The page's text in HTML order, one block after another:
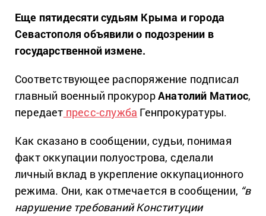
Еще пятидесяти судьям Крыма и города
Севастополя объявили о подозрении в
государственной измене.
Соответствующее распоряжение подписал
главный военный прокурорАнатолий Матиос,
передает пресс-служба Генпрокуратуры.
Как сказано в сообщении, судьи, понимая
факт оккупации полуострова, сделали
личный вклад в укрепление оккупационного
режима. Они, как отмечается в сообщении, “в
нарушение требований Конституции